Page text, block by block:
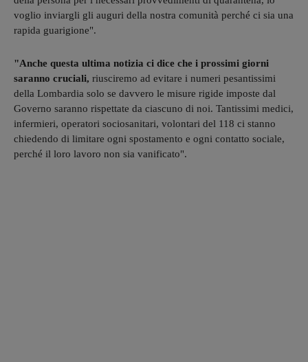
voglio inviargli gli auguri della nostra comunità perché ci sia una
rapida guarigione".
"Anche questa ultima notizia ci dice che i prossimi giorni
saranno cruciali, riusciremo ad evitare i numeri pesantissimi
della Lombardia solo se davvero le misure rigide imposte dal
Governo saranno rispettate da ciascuno di noi. Tantissimi medici,
infermieri, operatori sociosanitari, volontari del 118 ci stanno
chiedendo di limitare ogni spostamento e ogni contatto sociale,
perché il loro lavoro non sia vanificato".